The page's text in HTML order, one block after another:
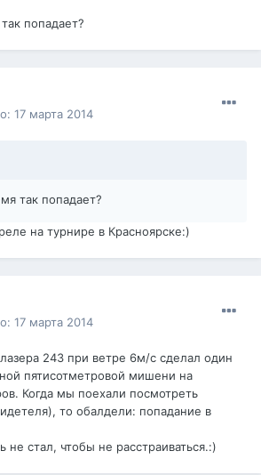
попадает?
17 марта 2014
так попадает?
на турнире в Красноярске:)
17 марта 2014
243 при ветре 6м/с сделал один
пятисотметровой мишени на
Когда мы поехали посмотреть
то обалдели: попадание в
не стал, чтобы не расстраиваться.:)